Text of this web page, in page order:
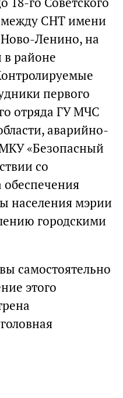
между СНТ имени
Ленино, на
в районе
первого
отряда ГУ МЧС
аварийно-
«Безопасный
со
обеспечения
населения мэрии
городскими
самостоятельно
этого